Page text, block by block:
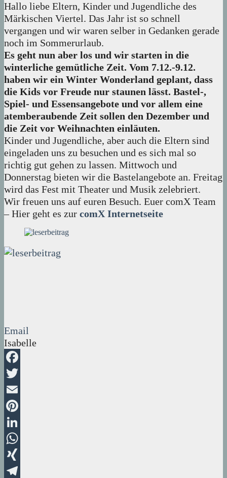
Hallo liebe Eltern, Kinder und Jugendliche des
Märkischen Viertel. Das Jahr ist so schnell
vergangen und wir waren selber in Gedanken gerade
noch im Sommerurlaub.
Es geht nun aber los und wir starten in die
winterliche gemütliche Zeit. Vom 7.12.-9.12.
haben wir ein Winter Wonderland geplant, dass
die Kids vor Freude nur staunen lässt. Bastel-,
Spiel- und Essensangebote und vor allem eine
atemberaubende Zeit sollen den Dezember und
die Zeit vor Weihnachten einläuten.
Kinder und Jugendliche, aber auch die Eltern sind
eingeladen uns zu besuchen und es sich mal so
richtig gut gehen zu lassen. Mittwoch und
Donnerstag bieten wir die Bastelangebote an. Freitag
wird das Fest mit Theater und Musik zelebriert.
Wir freuen uns auf euren Besuch. Euer comX Team
– Hier geht es zur comX Internetseite
Email
Isabelle
Facebook
Twitter
Email
Pinterest
LinkedIn
WhatsApp
XING